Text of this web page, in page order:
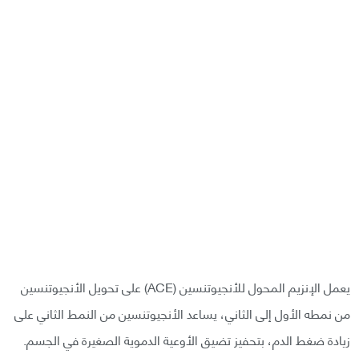
يعمل الإنزيم المحول للأنجيوتنسين (ACE) على تحويل الأنجيوتنسين
من نمطه الأول إلى الثاني، يساعد الأنجيوتنسين من النمط الثاني على
زيادة ضغط الدم، بتحفيز تضيق الأوعية الدموية الصغيرة في الجسم.